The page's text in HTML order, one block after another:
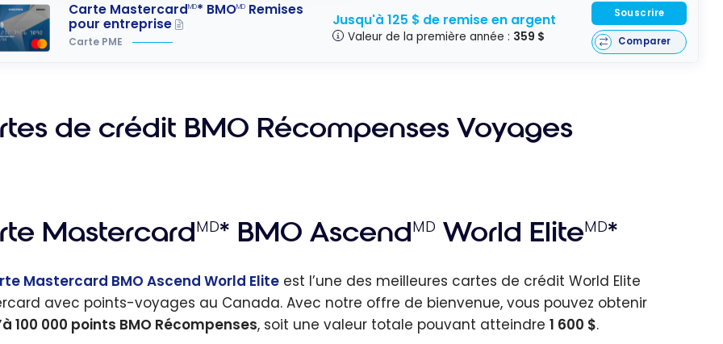
Carte MastercardMD* BMOMDRemises
pour entreprise
Carte PME
Jusqu'à 125 $ de remise en argent
Valeur de la première année : 359 $
Souscrire
Comparer
de crédit BMO Récompenses Voyages
MastercardMD* BMO AscendMD World EliteMD*
Mastercard BMO Ascend World Elite est l’une des meilleures cartes de crédit World Elite
avec points-voyages au Canada. Avec notre offre de bienvenue, vous pouvez obtenir
100 000 points BMO Récompenses, soit une valeur totale pouvant atteindre 1 600 $.